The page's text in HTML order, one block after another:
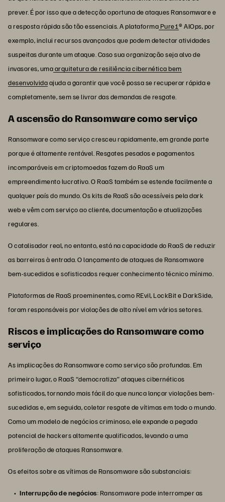
prever. É por isso que a detecção oportuna de ataques Ransomware e
a resposta rápida são tão essenciais. A plataformaPure1® AIOps, por
exemplo, inclui recursos avançados que podem detectar atividades
suspeitas durante um ataque. Caso sua organização seja alvo de
invasores, umaarquitetura de resiliência cibernética bem
desenvolvidaajuda a garantir que você possa se recuperar rápida e
completamente, sem se livrar das demandas de resgate.
A ascensão do Ransomware como serviço
Ransomware como serviço cresceu rapidamente, em grande parte
porque é altamente rentável. Resgates pesados e pagamentos
incomparáveis em criptomoedas fazem do RaaS um
empreendimento lucrativo. O RaaS também se estende facilmente a
qualquer país do mundo. Os kits de RaaS são acessíveis pela dark
web e vêm com serviço ao cliente, documentação e atualizações
regulares.
O catalisador real, no entanto, está na capacidade do RaaS de reduzir
as barreiras à entrada. O lançamento de ataques de Ransomware
bem-sucedidos e sofisticados requer conhecimento técnico mínimo.
Plataformas de RaaS proeminentes, como REvil, LockBit e DarkSide,
foram responsáveis por violações de alto nível em vários setores.
Riscos e implicações do Ransomware como
serviço
As implicações do Ransomware como serviço são profundas. Em
primeiro lugar, o RaaS “democratiza” ataques cibernéticos
sofisticados, tornando mais fácil do que nunca lançar violações bem-
sucedidas e, em seguida, coletar resgate de vítimas em todo o mundo.
Como um modelo de negócios criminoso, ele expande a pegada
potencial de hackers altamente qualificados, levando a uma
proliferação de ataques Ransomware.
Os efeitos sobre as vítimas de Ransomware são substanciais:
Interrupção de negócios: Ransomware pode interromper as